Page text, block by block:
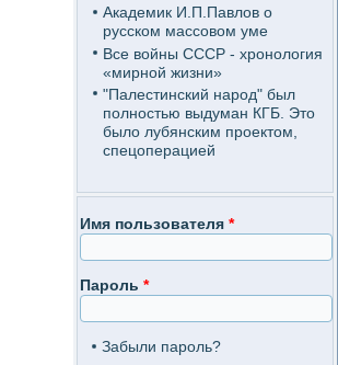
Академик И.П.Павлов о
русском массовом уме
Все войны СССР - хронология
«мирной жизни»
"Палестинский народ" был
полностью выдуман КГБ. Это
было лубянским проектом,
спецоперацией
Имя пользователя *
Пароль *
Забыли пароль?